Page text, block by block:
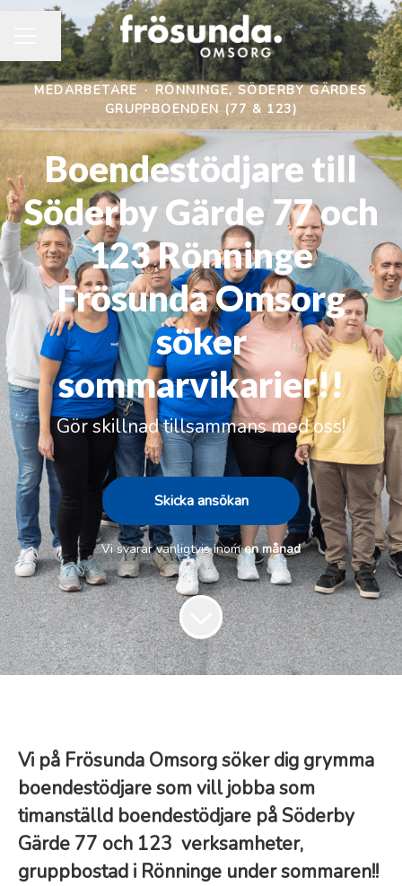
KARRIÄRMENY
Dela sidan
MEDARBETARE · RÖNNINGE, SÖDERBY GÄRDES
GRUPPBOENDEN (77 & 123)
Boendestödjare till
Söderby Gärde 77 och
123 Rönninge
Frösunda Omsorg
söker
sommarvikarier!!
Gör skillnad tillsammans med oss!
Skicka ansökan
Vi svarar vanligtvis inomen månad
Vi på Frösunda Omsorg söker dig grymma
boendestödjare som vill jobba som
timanställd boendestödjare på Söderby
Gärde 77 och 123 verksamheter,
gruppbostad i Rönninge under sommaren!!